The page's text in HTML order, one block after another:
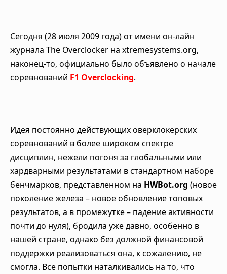
Сегодня (28 июля 2009 года) от имени он-лайн
журнала The Overclocker на xtremesystems.org,
наконец-то, официально было объявлено о начале
соревнований F1 Overclocking.
Идея постоянно действующих оверклокерских
соревнований в более широком спектре
дисциплин, нежели погоня за глобальными или
хардварными результатами в стандартном наборе
бенчмарков, представленном на HWBot.org (новое
поколение железа – новое обновление топовых
результатов, а в промежутке – падение активности
почти до нуля), бродила уже давно, особенно в
нашей стране, однако без должной финансовой
поддержки реализоваться она, к сожалению, не
смогла. Все попытки наталкивались на то, что